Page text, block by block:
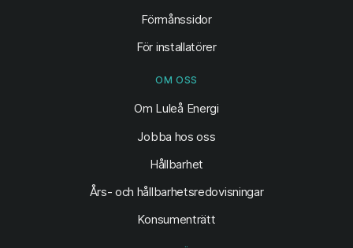
Förmånssidor
För installatörer
OM OSS
Om Luleå Energi
Jobba hos oss
Hållbarhet
Års- och hållbarhetsredovisningar
Konsumenträtt